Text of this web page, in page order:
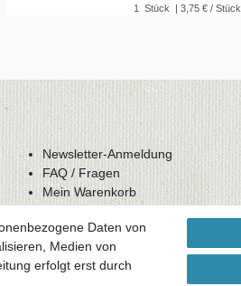
1 Stück | 3,75 € / Stück
Newsletter-Anmeldung
FAQ / Fragen
Mein Warenkorb
Mein KontoDaten von
Medien von
erfolgt erst durch